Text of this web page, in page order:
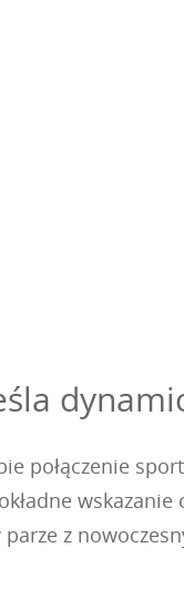
połączenie
wskazanie
z